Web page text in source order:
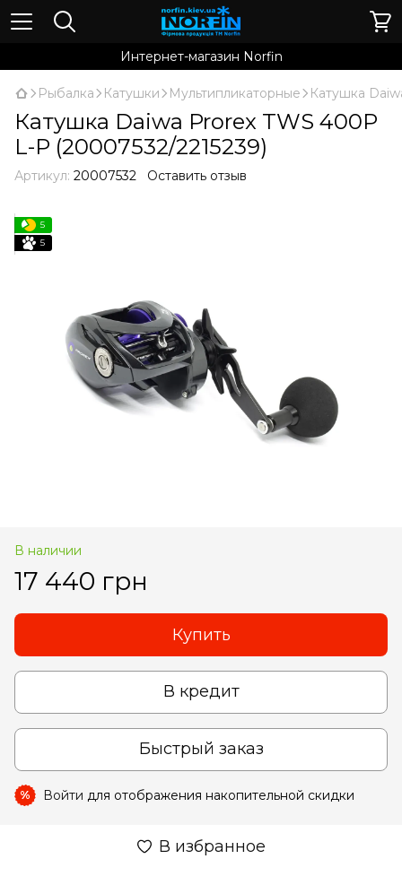
Интернет-магазин Norfin
Рыбалка Катушки Мультипликаторные Катушка
Катушка Daiwa Prorex TWS 400P
L-P (20007532/2215239)
Артикул: 20007532 Оставить отзыв
5
5
В наличии
17 440 грн
Купить
В кредит
Быстрый заказ
% Войти для отображения накопительной скидки
В избранное